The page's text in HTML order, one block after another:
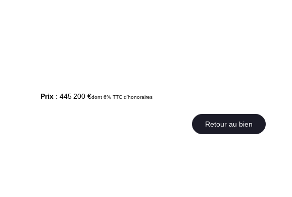
Prix: 445 200 €dont 6% TTC d'honoraires
Retour au bien